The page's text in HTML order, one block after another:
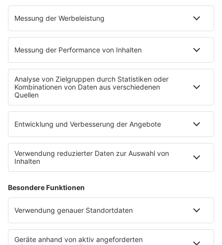
Niemand muss ein Promi sein
PROGRAMM
Mit den Waffeln einer Frau
SERVICE
Empfang
barba radio App
Impressum
Datenschutz Facebook & Instagram
Datenschutzeinstellungen
Clubbedingungen
Werbung schalten
Waffel-Werbepartner
80s80s.de
90s90s.de
Schlagerplanetradio.com